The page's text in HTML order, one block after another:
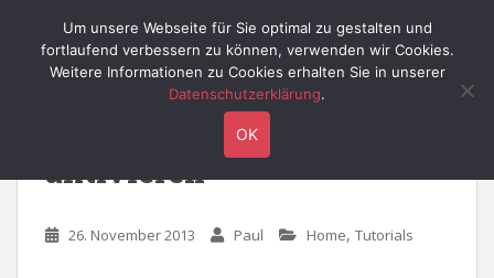
Willy's Technik-Blog
iOS: In-App Purchases
aktivieren
26. November 2013 Paul Home, Tutorials
Um unsere Webseite für Sie optimal zu gestalten und
fortlaufend verbessern zu können, verwenden wir Cookies.
Weitere Informationen zu Cookies erhalten Sie in unserer
Datenschutzerklärung.
OK